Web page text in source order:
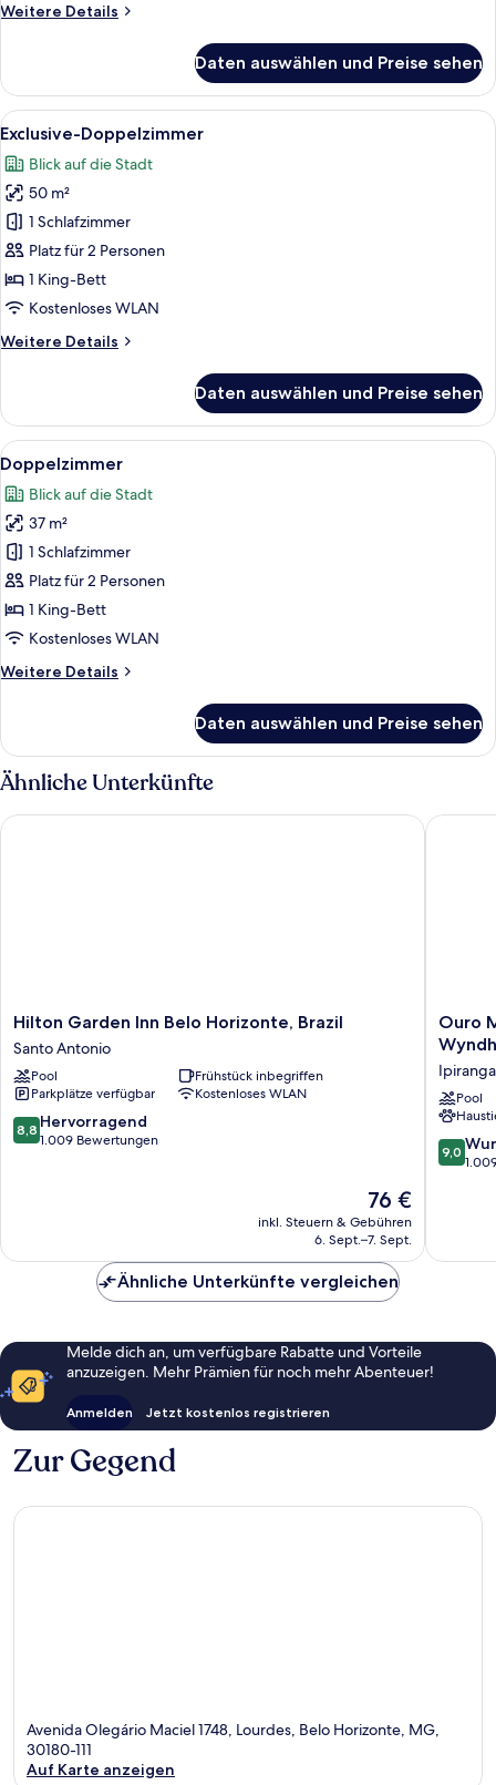
Weitere Details
Weitere
Zimmer,
Doppelbett
Daten auswählen und Preise sehen
Alle
Fotos
für
Exclusive-
Doppelzimmer
anzeigen
Ein modernes Hotelzimmer mit
11
Exclusive-Doppelzimmer
Blick auf die Stadt
50 m²
1 Schlafzimmer
Platz für 2 Personen
1 King-Bett
Kostenloses WLAN
Weitere Details
Weitere
Doppelzimmer
Daten auswählen und Preise sehen
Alle
Fotos
für
Doppelzimmer
anzeigen
Ein modernes Hotelzimmer mit
3
Doppelzimmer
Blick auf die Stadt
37 m²
1 Schlafzimmer
Platz für 2 Personen
1 King-Bett
Kostenloses WLAN
Weitere Details
Weitere
Daten auswählen und Preise sehen
Ähnliche Unterkünfte
Hilton
Garden
Inn
Belo
Horizonte,
Brazil
Santo
Hilton Garden Inn Belo Horizonte, Brazil
Santo Antonio
Pool
Frühstück inbegriffen
Parkplätze verfügbar
Kostenloses WLAN
8.8
von
8,8 Hervorragend
1.009 Bewertungen
Der
Preis
beträgt
76 €
inkl. Steuern & Gebühren
6. Sept.–7. Sept.
Hilton Garden Inn Belo Horizonte, Brazil
Ouro
Minas
Hotel
Belo
Dolce
by
Ouro
Ipiranga
Pool
9.0
von
9,0
Ouro
Ähnliche Unterkünfte vergleichen
Melde dich an, um verfügbare Rabatte und Vorteile
anzuzeigen. Mehr Prämien für noch mehr Abenteuer!
Anmelden Jetzt kostenlos registrieren
Zur Gegend
Avenida Olegário Maciel 1748, Lourdes, Belo Horizonte, MG,
30180-111
Auf Karte anzeigen